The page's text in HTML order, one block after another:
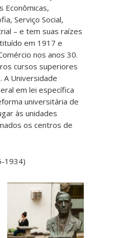
Econômicas,
Serviço Social,
– e tem suas raízes
em 1917 e
nos anos 30.
cursos superiores
A Universidade
em lei específica
universitária de
às unidades
os centros de
1934)